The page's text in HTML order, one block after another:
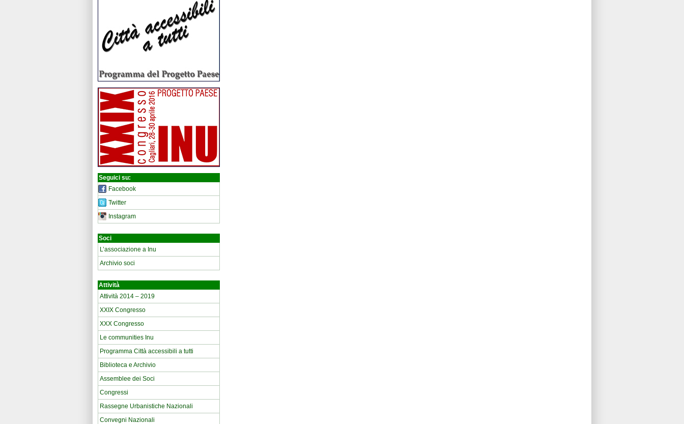
Seguici su:
Facebook
Twitter
Instagram
Soci
L’associazione a Inu
Archivio soci
Attività
Attività 2014 – 2019
XXIX Congresso
XXX Congresso
Le communities Inu
Programma Città accessibili a tutti
Biblioteca e Archivio
Assemblee dei Soci
Congressi
Rassegne Urbanistiche Nazionali
Convegni Nazionali